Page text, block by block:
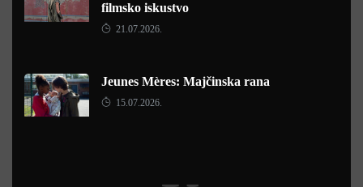
filmsko iskustvo
21.07.2026.
Jeunes Mères: Majčinska rana
15.07.2026.